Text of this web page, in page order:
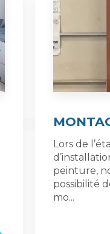
Lors de
peinture,
possibilité
mo...